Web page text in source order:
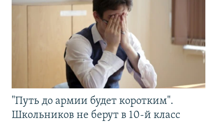
"Путь до армии будет коротким".
Школьников не берут в 10-й класс